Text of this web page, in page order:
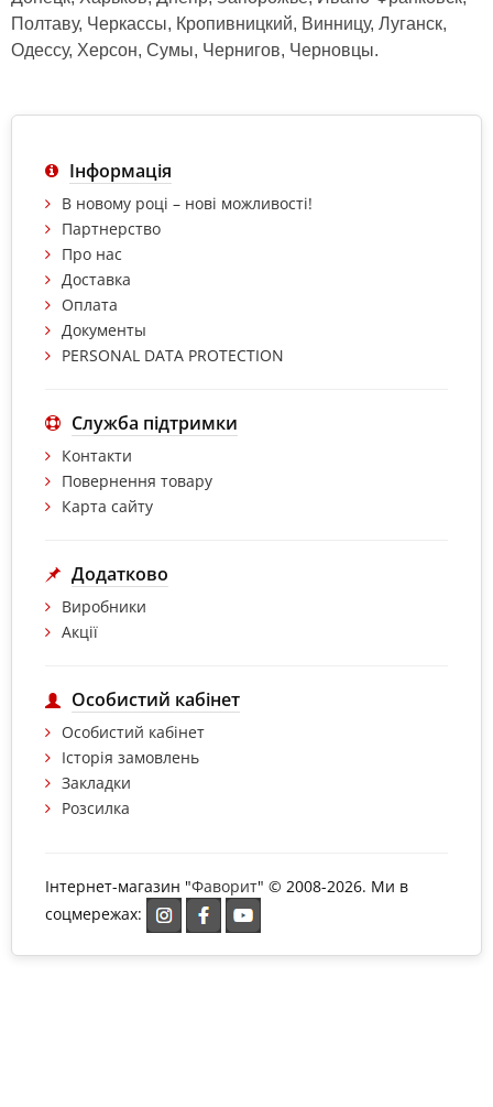
Полтаву, Черкассы, Кропивницкий, Винницу, Луганск,
Одессу, Херсон, Сумы, Чернигов, Черновцы.
Інформація
В новому році – нові можливості!
Партнерство
Про нас
Доставка
Оплата
Документы
PERSONAL DATA PROTECTION
Служба підтримки
Контакти
Повернення товару
Карта сайту
Додатково
Виробники
Акції
Особистий кабінет
Особистий кабінет
Історія замовлень
Закладки
Розсилка
Інтернет-магазин "Фаворит" © 2008-2026. Ми в
соцмережах: